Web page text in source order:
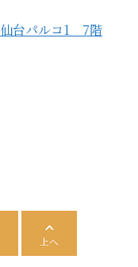
仙台パルコ1 7階

上へ